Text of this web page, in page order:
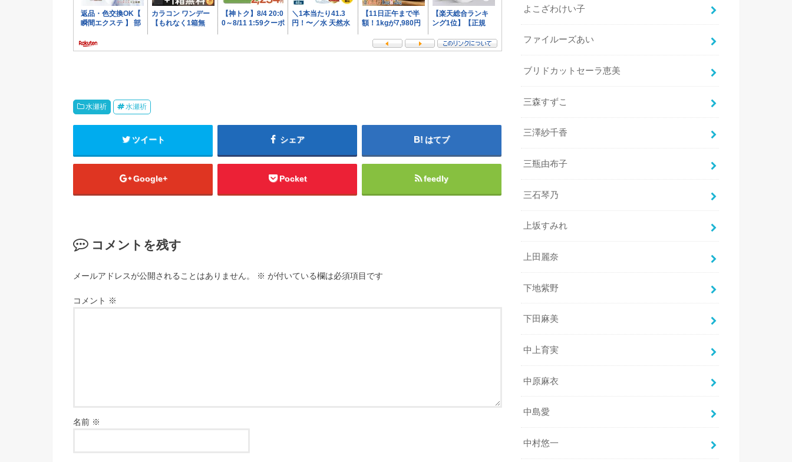
水瀬祈 水瀬祈
ツイート シェア はてブ
Google+ Pocket feedly
コメントを残す
メールアドレスが公開されることはありません。 ※ が付いている欄は必須項目です
コメント ※
名前 ※
よこざわけい子
ファイルーズあい
ブリドカットセーラ恵美
三森すずこ
三澤紗千香
三瓶由布子
三石琴乃
上坂すみれ
上田麗奈
下地紫野
下田麻美
中上育実
中原麻衣
中島愛
中村悠一